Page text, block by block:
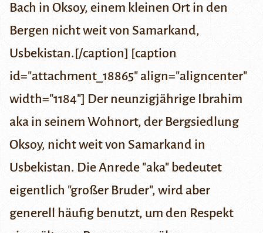
Bach in Oksoy, einem kleinen Ort in den
Bergen nicht weit von Samarkand,
Usbekistan.[/caption] [caption
id="attachment_18865" align="aligncenter"
width="1184"] Der neunzigjährige Ibrahim
aka in seinem Wohnort, der Bergsiedlung
Oksoy, nicht weit von Samarkand in
Usbekistan. Die Anrede "aka" bedeutet
eigentlich "großer Bruder", wird aber
generell häufig benutzt, um den Respekt